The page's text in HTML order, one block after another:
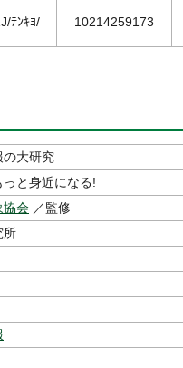
ﾃﾝｷﾖ/ 10214259173
の大研究
っと身近になる!
協会 ／監修
所